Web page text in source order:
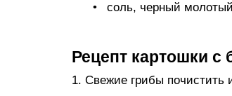
соль, черный
Рецепт картошки
1. Свежие грибы почистить